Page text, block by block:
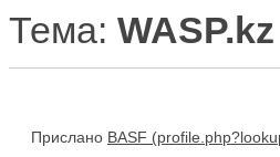
Тема:
Прислано BASF